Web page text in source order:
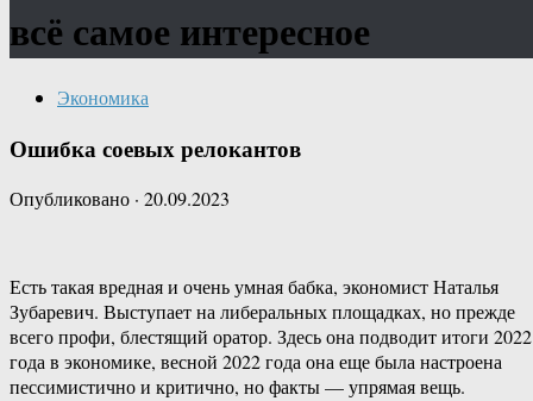
всё самое интересное
Экономика
Ошибка соевых релокантов
Опубликовано · 20.09.2023
Есть такая вредная и очень умная бабка, экономист Наталья
Зубаревич. Выступает на либеральных площадках, но прежде
всего профи, блестящий оратор. Здесь она подводит итоги 2022
года в экономике, весной 2022 года она еще была настроена
пессимистично и критично, но факты — упрямая вещь.